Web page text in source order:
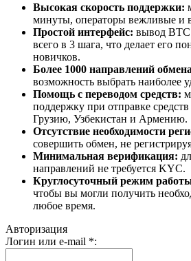
Высокая скорость поддержки:
минуты, операторы вежливые и
Простой интерфейс: вывод
всего в 3 шага, что делает его
новичков.
Более 1000 направлений
возможность выбрать наиболее
Помощь с переводом средств:
поддержку при отправке
Грузию, Узбекистан и Армению.
Отсутствие необходимости
совершить обмен, не
Минимальная верификация:
направлений не требуется KYC.
Круглосуточный режим
чтобы вы могли получить
любое время.
Авторизация
Логин или e-mail *: